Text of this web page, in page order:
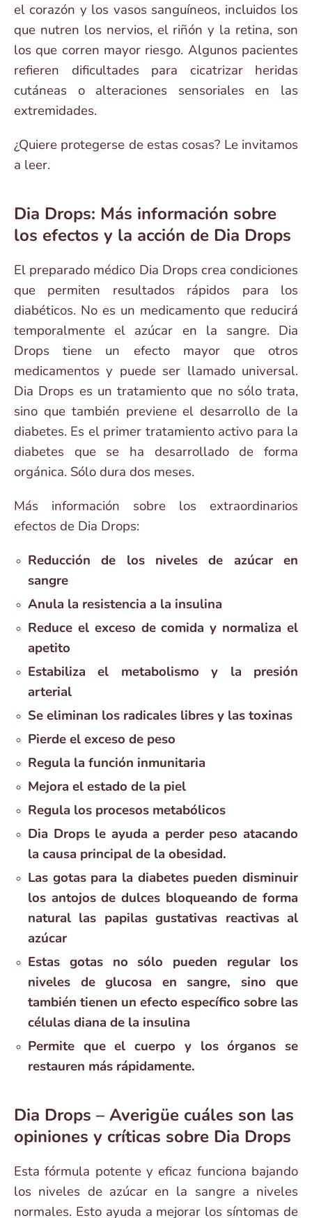
el corazón y los vasos sanguíneos, incluidos los
que nutren los nervios, el riñón y la retina, son
los que corren mayor riesgo. Algunos pacientes
refieren dificultades para cicatrizar heridas
cutáneas o alteraciones sensoriales en las
extremidades.
¿Quiere protegerse de estas cosas? Le invitamos
a leer.
Dia Drops: Más información sobre
los efectos y la acción de Dia Drops
El preparado médico Dia Drops crea condiciones
que permiten resultados rápidos para los
diabéticos. No es un medicamento que reducirá
temporalmente el azúcar en la sangre. Dia
Drops tiene un efecto mayor que otros
medicamentos y puede ser llamado universal.
Dia Drops es un tratamiento que no sólo trata,
sino que también previene el desarrollo de la
diabetes. Es el primer tratamiento activo para la
diabetes que se ha desarrollado de forma
orgánica. Sólo dura dos meses.
Más información sobre los extraordinarios
efectos de Dia Drops:
Reducción de los niveles de azúcar en
sangre
Anula la resistencia a la insulina
Reduce el exceso de comida y normaliza el
apetito
Estabiliza el metabolismo y la presión
arterial
Se eliminan los radicales libres y las toxinas
Pierde el exceso de peso
Regula la función inmunitaria
Mejora el estado de la piel
Regula los procesos metabólicos
Dia Drops le ayuda a perder peso atacando
la causa principal de la obesidad.
Las gotas para la diabetes pueden disminuir
los antojos de dulces bloqueando de forma
natural las papilas gustativas reactivas al
azúcar
Estas gotas no sólo pueden regular los
niveles de glucosa en sangre, sino que
también tienen un efecto específico sobre las
células diana de la insulina
Permite que el cuerpo y los órganos se
restauren más rápidamente.
Dia Drops – Averigüe cuáles son las
opiniones y críticas sobre Dia Drops
Esta fórmula potente y eficaz funciona bajando
los niveles de azúcar en la sangre a niveles
normales. Esto ayuda a mejorar los síntomas de